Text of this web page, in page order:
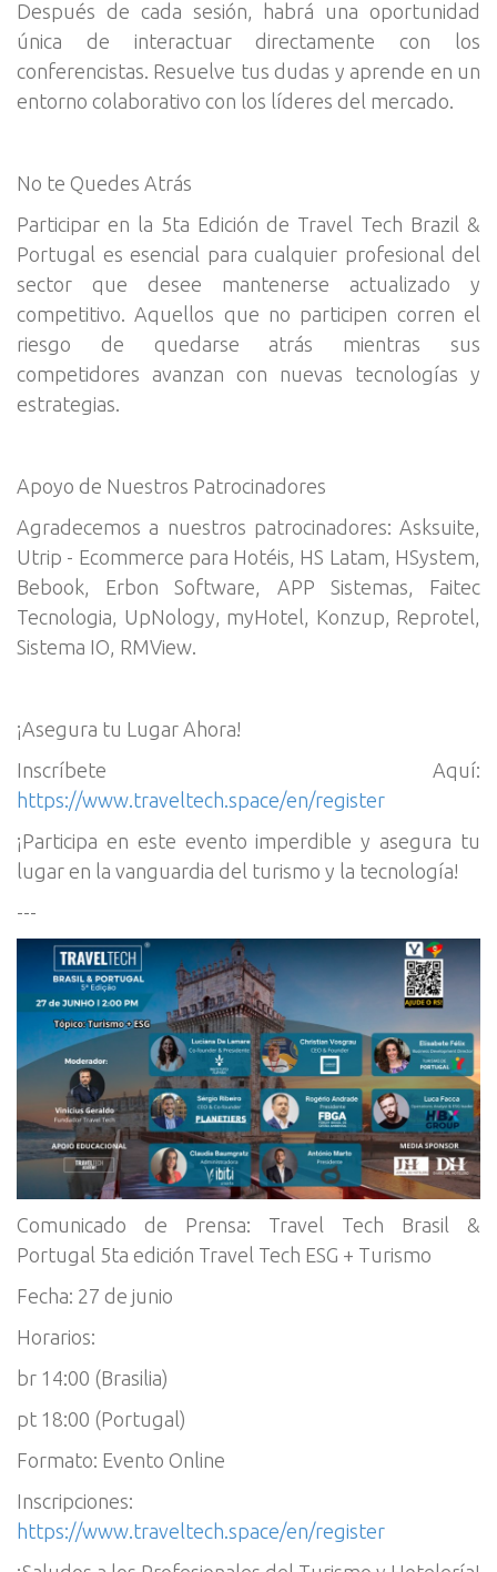
Después de cada sesión, habrá una oportunidad
única de interactuar directamente con los
conferencistas. Resuelve tus dudas y aprende en un
entorno colaborativo con los líderes del mercado.
No te Quedes Atrás
Participar en la 5ta Edición de Travel Tech Brazil &
Portugal es esencial para cualquier profesional del
sector que desee mantenerse actualizado y
competitivo. Aquellos que no participen corren el
riesgo de quedarse atrás mientras sus
competidores avanzan con nuevas tecnologías y
estrategias.
Apoyo de Nuestros Patrocinadores
Agradecemos a nuestros patrocinadores: Asksuite,
Utrip - Ecommerce para Hotéis, HS Latam, HSystem,
Bebook, Erbon Software, APP Sistemas, Faitec
Tecnologia, UpNology, myHotel, Konzup, Reprotel,
Sistema IO, RMView.
¡Asegura tu Lugar Ahora!
Inscríbete Aquí:
https://www.traveltech.space/en/register
¡Participa en este evento imperdible y asegura tu
lugar en la vanguardia del turismo y la tecnología!
---
Comunicado de Prensa: Travel Tech Brasil &
Portugal 5ta edición Travel Tech ESG + Turismo
Fecha: 27 de junio
Horarios:
br 14:00 (Brasilia)
pt 18:00 (Portugal)
Formato: Evento Online
Inscripciones:
https://www.traveltech.space/en/register